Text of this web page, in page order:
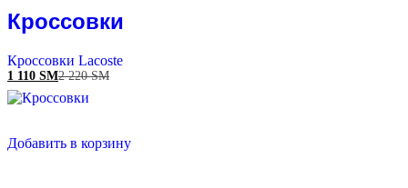
Кроссовки
Кроссовки Lacoste
1 110 ЅМ2 220ЅМ
Добавить в корзину